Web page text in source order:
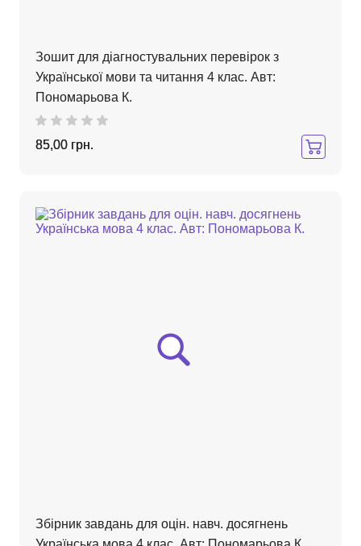
Зошит для діагностувальних перевірок з
Української мови та читання 4 клас. Авт:
Пономарьова К.
85,00 грн.
Збірник завдань для оцін. навч. досягнень